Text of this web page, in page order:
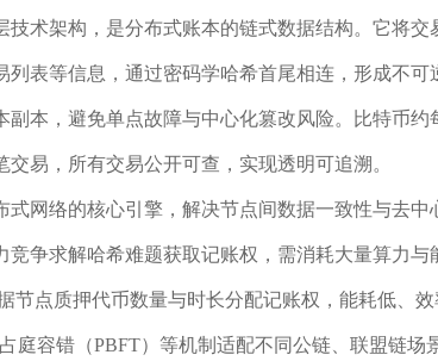
技术架构，是分布式账本的链式数据结构。它将
列表等信息，通过密码学哈希首尾相连，形成不
副本，避免单点故障与中心化篡改风险。比特币
交易，所有交易公开可查，实现透明可追溯。
式网络的核心引擎，解决节点间数据一致性与去
竞争求解哈希难题获取记账权，需消耗大量算力
节点质押代币数量与时长分配记账权，能耗低、
占庭容错（PBFT）等机制适配不同公链、联盟链场